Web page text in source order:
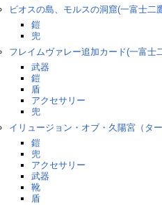
ビオスの島、モルスの洞窟(一富士二
鎧
兜
フレイムヴァレー追加カード(一富士
武器
鎧
盾
アクセサリー
兜
イリュージョン・オブ・久陽宮（タ
鎧
兜
アクセサリー
武器
靴
盾